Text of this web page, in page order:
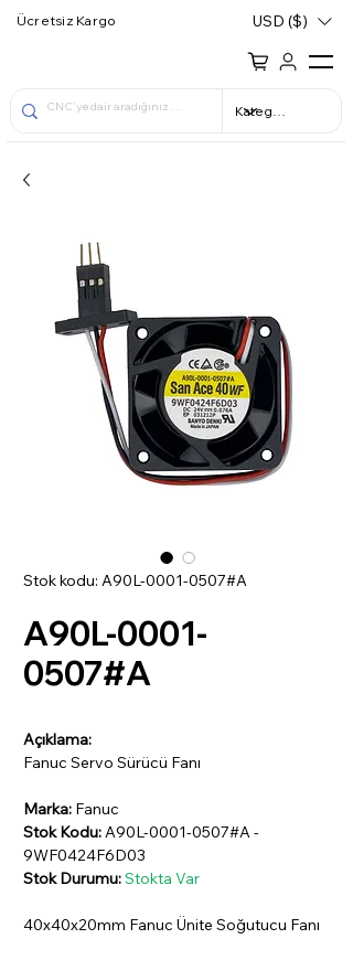
Ücretsiz Kargo USD ($)
Stok kodu: A90L-0001-0507#A
A90L-0001-
0507#A
Açıklama:
Fanuc Servo Sürücü Fanı
Marka: Fanuc
Stok Kodu:A90L-0001-0507#A -
9WF0424F6D03
Stok Durumu:Stokta Var
40x40x20mm Fanuc Ünite Soğutucu Fanı